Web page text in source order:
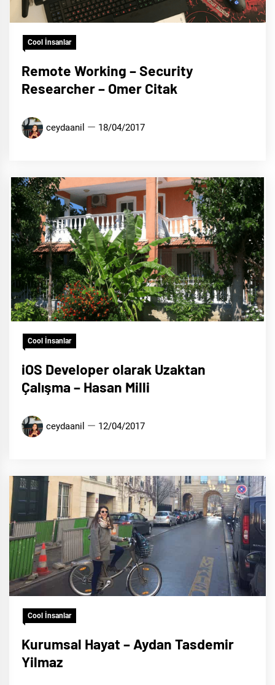
Cool İnsanlar
Remote Working – Security
Researcher – Omer Citak
ceydaanil 18/04/2017
Cool İnsanlar
iOS Developer olarak Uzaktan
Çalışma – Hasan Milli
ceydaanil 12/04/2017
Cool İnsanlar
Kurumsal Hayat – Aydan Tasdemir
Yilmaz